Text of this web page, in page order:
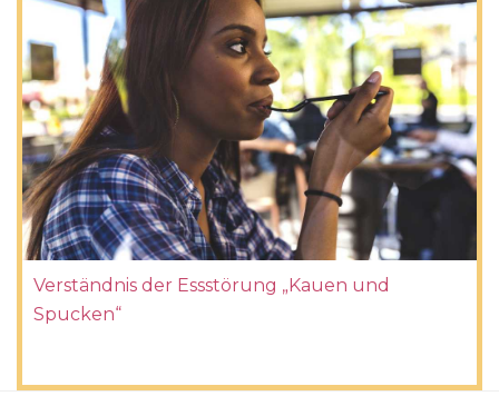
Verständnis der Essstörung „Kauen und
Spucken“